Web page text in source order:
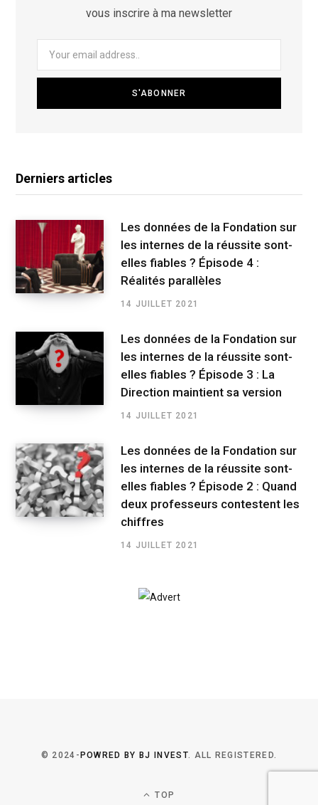
vous inscrire à ma newsletter
Derniers articles
Les données de la Fondation sur
les internes de la réussite sont-
elles fiables ? Épisode 4 :
Réalités parallèles
14 JUILLET 2021
Les données de la Fondation sur
les internes de la réussite sont-
elles fiables ? Épisode 3 : La
Direction maintient sa version
14 JUILLET 2021
Les données de la Fondation sur
les internes de la réussite sont-
elles fiables ? Épisode 2 : Quand
deux professeurs contestent les
chiffres
14 JUILLET 2021
© 2024- POWRED BY BJ INVEST. ALL REGISTERED.
TOP